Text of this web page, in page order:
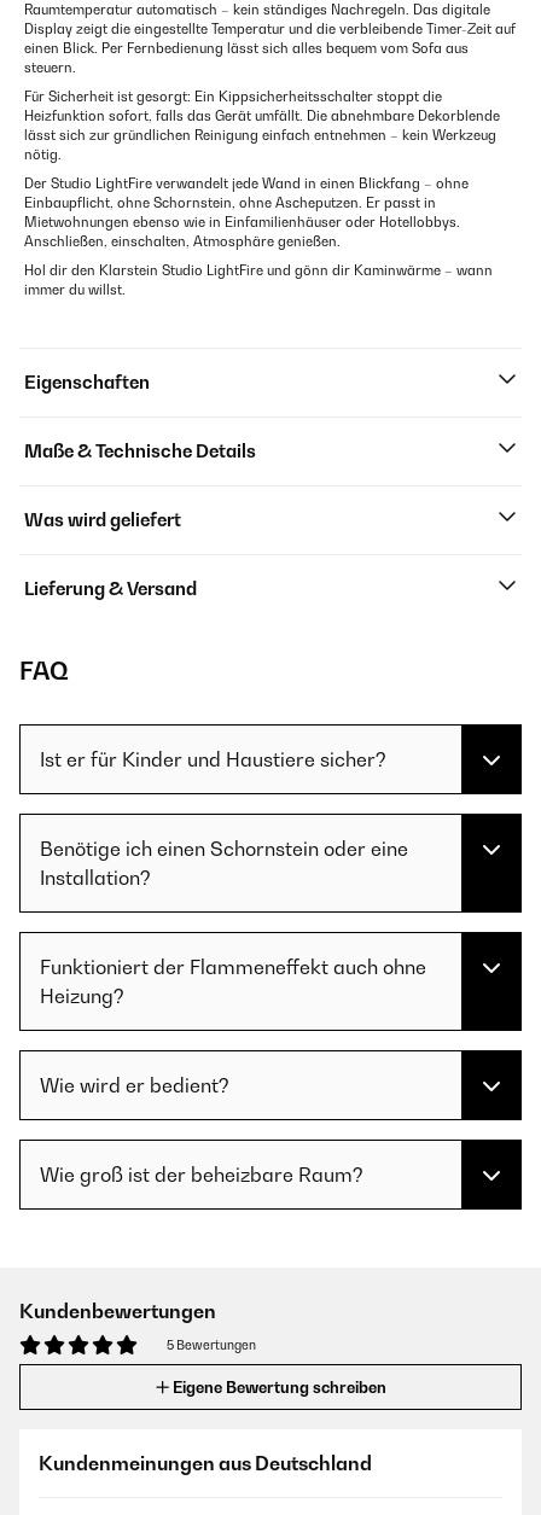
Raumtemperatur automatisch – kein ständiges Nachregeln. Das digitale
Display zeigt die eingestellte Temperatur und die verbleibende Timer-Zeit auf
einen Blick. Per Fernbedienung lässt sich alles bequem vom Sofa aus
steuern.
Für Sicherheit ist gesorgt: Ein Kippsicherheitsschalter stoppt die
Heizfunktion sofort, falls das Gerät umfällt. Die abnehmbare Dekorblende
lässt sich zur gründlichen Reinigung einfach entnehmen – kein Werkzeug
nötig.
Der Studio LightFire verwandelt jede Wand in einen Blickfang – ohne
Einbaupflicht, ohne Schornstein, ohne Ascheputzen. Er passt in
Mietwohnungen ebenso wie in Einfamilienhäuser oder Hotellobbys.
Anschließen, einschalten, Atmosphäre genießen.
Hol dir den Klarstein Studio LightFire und gönn dir Kaminwärme – wann
immer du willst.
Eigenschaften
Maße & Technische Details
Was wird geliefert
Lieferung & Versand
FAQ
Ist er für Kinder und Haustiere sicher?
Benötige ich einen Schornstein oder eine
Installation?
Funktioniert der Flammeneffekt auch ohne
Heizung?
Wie wird er bedient?
Wie groß ist der beheizbare Raum?
Kundenbewertungen
5 Bewertungen
Eigene Bewertung schreiben
Kundenmeinungen aus Deutschland